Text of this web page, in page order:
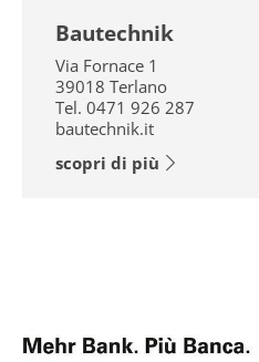
Bautechnik
Via Fornace 1
39018 Terlano
Tel. 0471 926 287
bautechnik.it
scopri di più